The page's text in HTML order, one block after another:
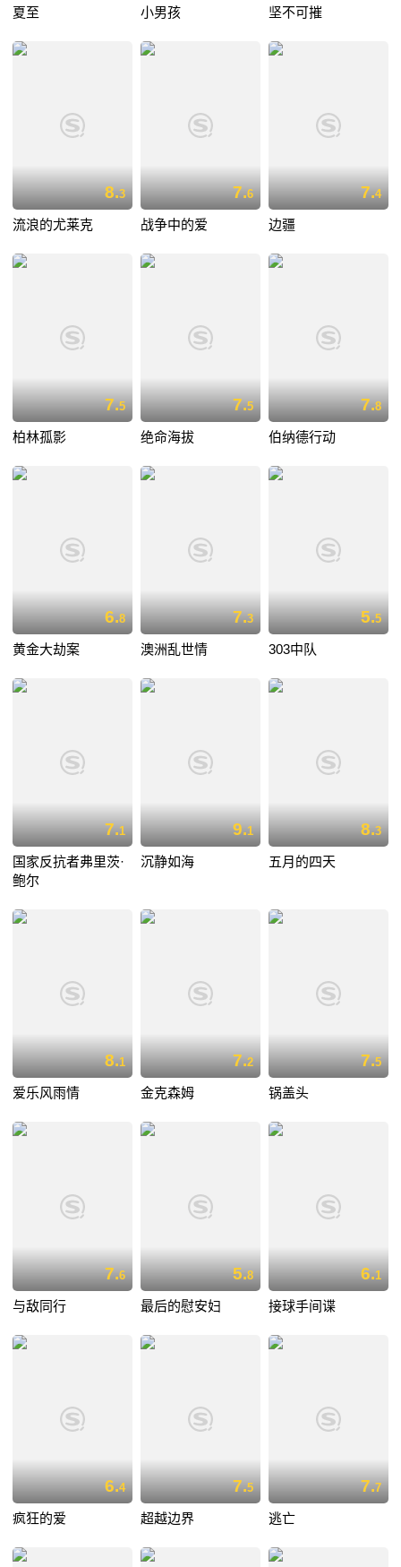
夏至 小男孩 坚不可摧
8.3
流浪的尤莱克
7.6
战争中的爱
7.4
边疆
7.5
柏林孤影
7.5
绝命海拔
7.8
伯纳德行动
6.8
黄金大劫案
7.3
澳洲乱世情
5.5
303中队
7.1
国家反抗者弗里茨·
鲍尔
9.1
沉静如海
8.3
五月的四天
8.1
爱乐风雨情
7.2
金克森姆
7.5
锅盖头
7.6
与敌同行
5.8
最后的慰安妇
6.1
接球手间谍
6.4
疯狂的爱
7.5
超越边界
7.7
逃亡